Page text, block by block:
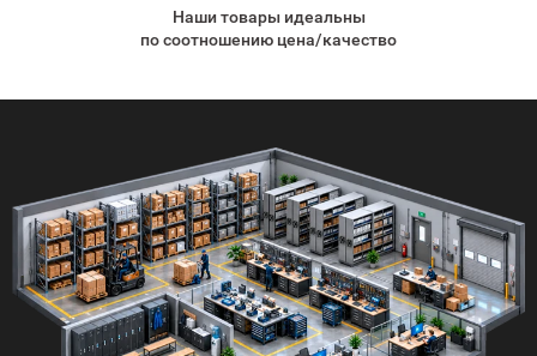
Наши товары идеальны
по соотношению цена/качество